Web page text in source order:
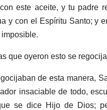
este aceite, y tu padre
y con el Espíritu Santo; y
que oyeron esto se
de esta manera,
insaciable de todo,
se dice Hijo de Dios;